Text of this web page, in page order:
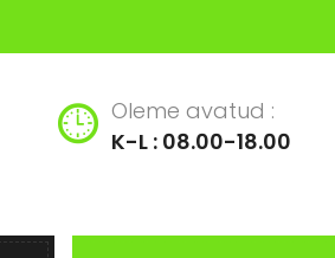
Oleme avatud :
K-L : 08.00-18.00